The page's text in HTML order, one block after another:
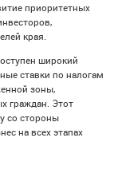
приоритетных
края.
широкий
ставки по налогам
зоны,
граждан. Этот
со стороны
на всех этапах